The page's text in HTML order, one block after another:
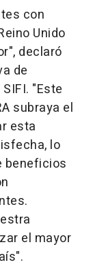
con
Unido
declaró
de
"Este
subraya el
esta
lo
beneficios
el mayor